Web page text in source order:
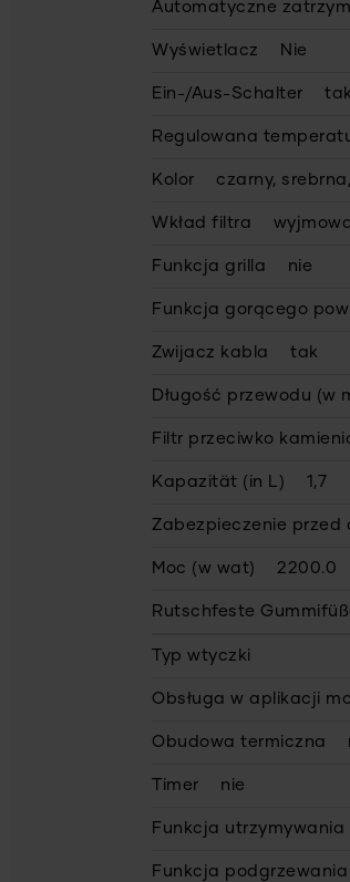
Automatyczne
Wyświetlacz Nie
Ein-/Aus-Schalter tak
Regulowana
Kolor czarny,
Wkład filtra
Funkcja grilla nie
Funkcja gorącego
Zwijacz kabla tak
Długość przewodu (w
Filtr przeciwko
Kapazität (in L) 1,7
Zabezpieczenie przed
Moc (w wat) 2200.0
Rutschfeste
Typ wtyczki
Obsługa w aplikacji
Obudowa termiczna
Timer nie
Funkcja utrzymywania
Funkcja podgrzewania